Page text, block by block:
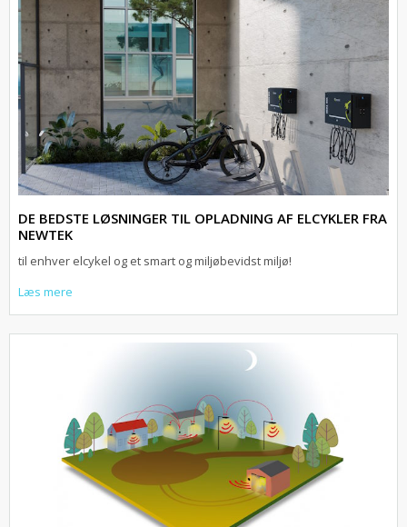
DE BEDSTE LØSNINGER TIL OPLADNING AF ELCYKLER FRA
NEWTEK
til enhver elcykel og et smart og miljøbevidst miljø!
Læs mere